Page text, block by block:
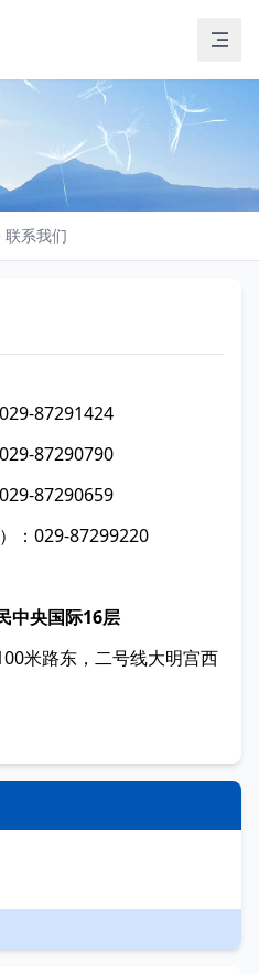
联系我们
87291424
87290790
87290659
：029-87299220
中央国际16层
米路东，二号线大明宫西